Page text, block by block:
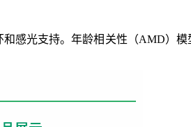
感光支持。年龄相关性（AMD）